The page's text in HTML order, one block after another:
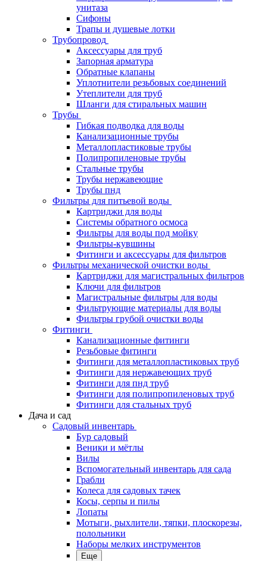
унитаза
Сифоны
Трапы и душевые лотки
Трубопровод
Аксессуары для труб
Запорная арматура
Обратные клапаны
Уплотнители резьбовых соединений
Утеплители для труб
Шланги для стиральных машин
Трубы
Гибкая подводка для воды
Канализационные трубы
Металлопластиковые трубы
Полипропиленовые трубы
Стальные трубы
Трубы нержавеющие
Трубы пнд
Фильтры для питьевой воды
Картриджи для воды
Системы обратного осмоса
Фильтры для воды под мойку
Фильтры-кувшины
Фитинги и аксессуары для фильтров
Фильтры механической очистки воды
Картриджи для магистральных фильтров
Ключи для фильтров
Магистральные фильтры для воды
Фильтрующие материалы для воды
Фильтры грубой очистки воды
Фитинги
Канализационные фитинги
Резьбовые фитинги
Фитинги для металлопластиковых труб
Фитинги для нержавеющих труб
Фитинги для пнд труб
Фитинги для полипропиленовых труб
Фитинги для стальных труб
Дача и сад
Садовый инвентарь
Бур садовый
Веники и мётлы
Вилы
Вспомогательный инвентарь для сада
Грабли
Колеса для садовых тачек
Косы, серпы и пилы
Лопаты
Мотыги, рыхлители, тяпки, плоскорезы,
полольники
Наборы мелких инструментов
Еще